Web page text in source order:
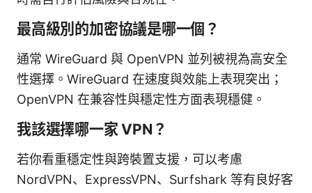
最高級別的加密協議是哪一個？
通常 WireGuard 與 OpenVPN 並列被視為高安全
性選擇。WireGuard 在速度與效能上表現突出；
OpenVPN 在兼容性與穩定性方面表現穩健。
我該選擇哪一家 VPN？
若你看重穩定性與跨裝置支援，可以考慮
NordVPN、ExpressVPN、Surfshark 等有良好客